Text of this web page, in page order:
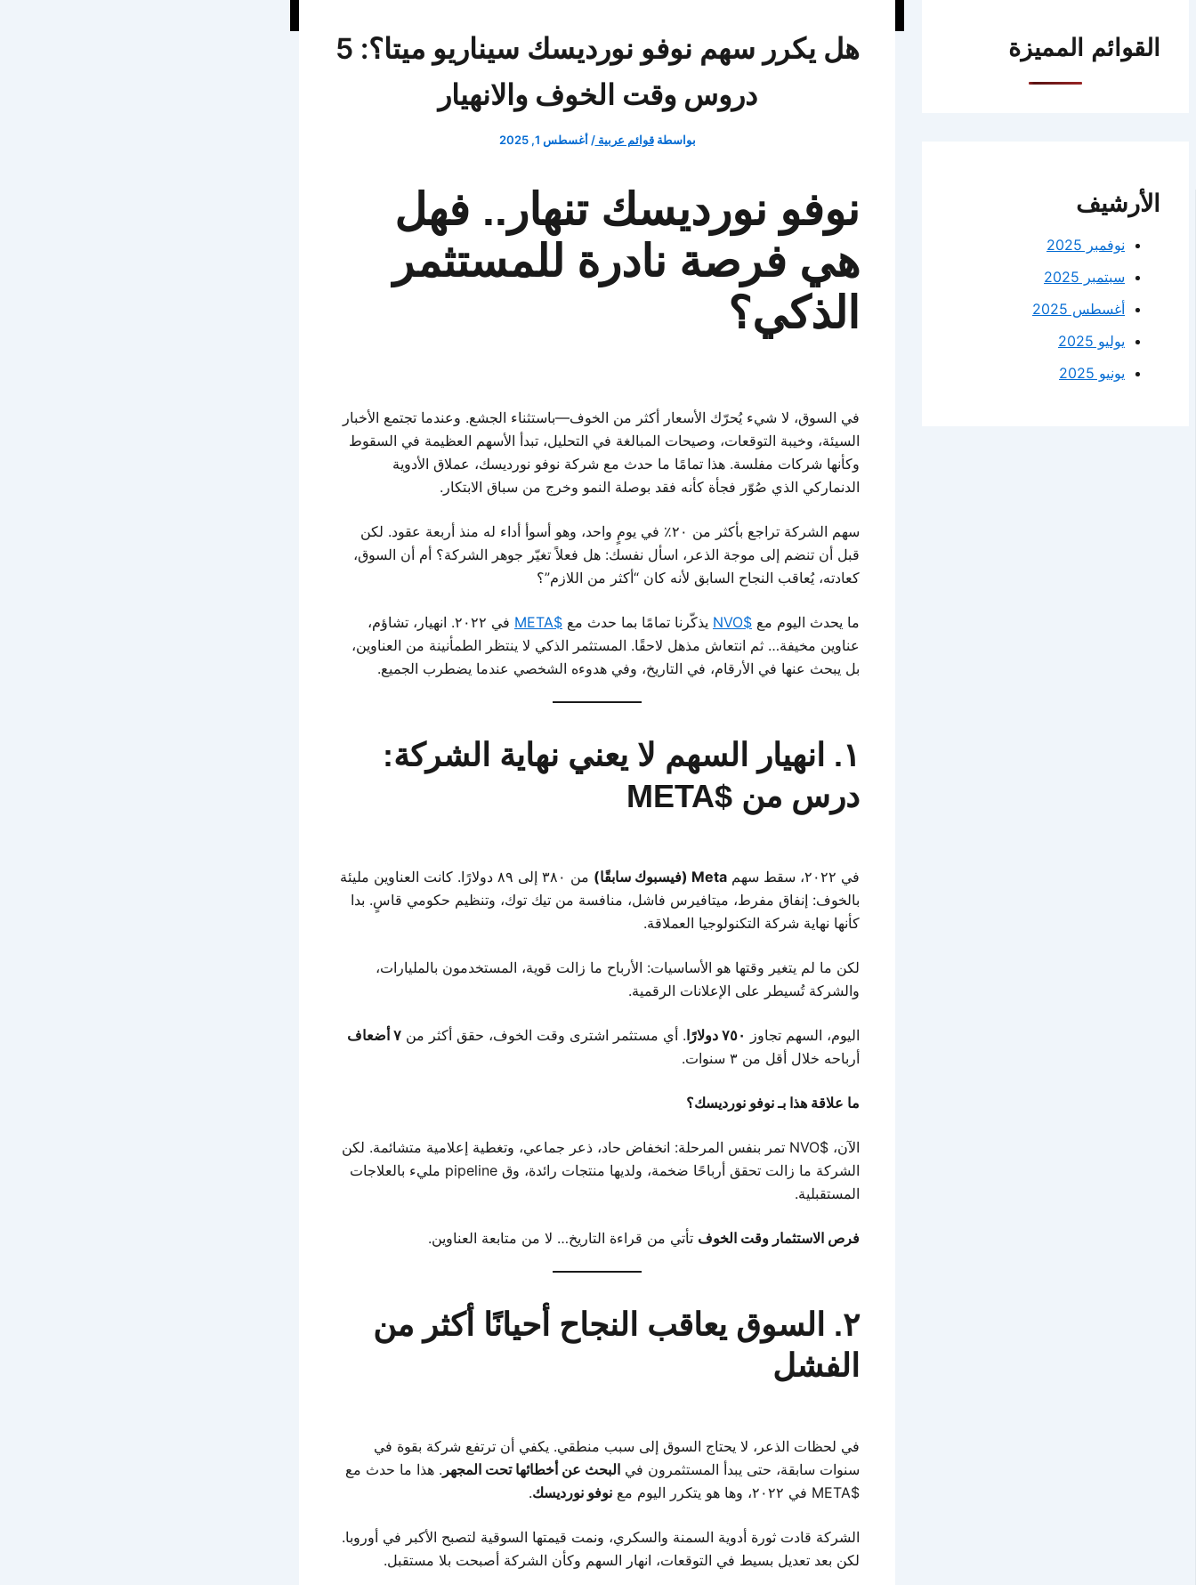
القوائم المميزة
الأرشيف
نوفمبر 2025
سبتمبر 2025
أغسطس 2025
يوليو 2025
يونيو 2025
هل يكرر سهم نوفو نورديسك سيناريو ميتا؟: 5
دروس وقت الخوف والانهيار
بواسطة قوائم عربية/أغسطس 1, 2025
نوفو نورديسك تنهار.. فهل
هي فرصة نادرة للمستثمر
الذكي؟
في السوق، لا شيء يُحرّك الأسعار أكثر من الخوف—باستثناء الجشع. وعندما تجتمع الأخبار
السيئة، وخيبة التوقعات، وصيحات المبالغة في التحليل، تبدأ الأسهم العظيمة في السقوط
وكأنها شركات مفلسة. هذا تمامًا ما حدث مع شركة نوفو نورديسك، عملاق الأدوية
الدنماركي الذي صُوّر فجأة كأنه فقد بوصلة النمو وخرج من سباق الابتكار.
سهم الشركة تراجع بأكثر من ٢٠٪ في يومٍ واحد، وهو أسوأ أداء له منذ أربعة عقود. لكن
قبل أن تنضم إلى موجة الذعر، اسأل نفسك: هل فعلاً تغيّر جوهر الشركة؟ أم أن السوق،
كعادته، يُعاقب النجاح السابق لأنه كان “أكثر من اللازم”؟
ما يحدث اليوم مع $NVO يذكّرنا تمامًا بما حدث مع $META
في ٢٠٢٢. انهيار، تشاؤم،
عناوين مخيفة… ثم انتعاش مذهل لاحقًا. المستثمر الذكي لا ينتظر الطمأنينة من العناوين،
بل يبحث عنها في الأرقام، في التاريخ، وفي هدوءه الشخصي عندما يضطرب الجميع.
١. انهيار السهم لا يعني نهاية الشركة:
درس من $META
في ٢٠٢٢، سقط سهم Meta (فيسبوك سابقًا)
من ٣٨٠ إلى ٨٩ دولارًا. كانت العناوين مليئة
بالخوف: إنفاق مفرط، ميتافيرس فاشل، منافسة من تيك توك، وتنظيم حكومي قاسٍ. بدا
كأنها نهاية شركة التكنولوجيا العملاقة.
لكن ما لم يتغير وقتها هو الأساسيات: الأرباح ما زالت قوية، المستخدمون بالمليارات،
والشركة تُسيطر على الإعلانات الرقمية.
اليوم، السهم تجاوز ٧٥٠ دولارًا . أي مستثمر اشترى وقت الخوف، حقق أكثر من ٧ أضعاف
أرباحه خلال أقل من ٣ سنوات.
ما علاقة هذا بـ نوفو نورديسك؟
الآن، $NVO تمر بنفس المرحلة: انخفاض حاد، ذعر جماعي، وتغطية إعلامية متشائمة. لكن
الشركة ما زالت تحقق أرباحًا ضخمة، ولديها منتجات رائدة، وق pipeline مليء بالعلاجات
المستقبلية.
فرص الاستثمار وقت الخوف تأتي من قراءة التاريخ… لا من متابعة العناوين.
٢. السوق يعاقب النجاح أحيانًا أكثر من
الفشل
في لحظات الذعر، لا يحتاج السوق إلى سبب منطقي. يكفي أن ترتفع شركة بقوة في
سنوات سابقة، حتى يبدأ المستثمرون في البحث عن أخطائها تحت المجهر . هذا ما حدث مع
$META في ٢٠٢٢، وها هو يتكرر اليوم مع
نوفو نورديسك.
الشركة قادت ثورة أدوية السمنة والسكري، ونمت قيمتها السوقية لتصبح الأكبر في أوروبا.
لكن بعد تعديل بسيط في التوقعات، انهار السهم وكأن الشركة أصبحت بلا مستقبل.